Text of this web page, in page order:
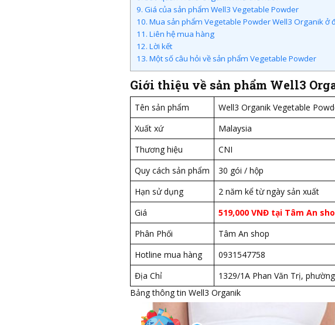
9. Giá của sản phẩm Well3 Vegetable Powder
10. Mua sản phẩm Vegetable Powder Well3 Organik ở
11. Liên hệ mua hàng
12. Lời kết
13. Một số câu hỏi về sản phẩm Vegetable Powder
Giới thiệu về sản phẩm Well3
Tên sản phẩm
Well3 Organik Vegetable
Xuất xứ
Malaysia
Thương hiệu
CNI
Quy cách sản phẩm
30 gói / hộp
Hạn sử dụng
2 năm kể từ ngày sản xuất
Giá
519,000 VNĐ tại Tâm An
Phân Phối
Tâm An shop
Hotline mua hàng
0931547758
Địa Chỉ
1329/1A Phan Văn Trị,
Bảng thông tin Well3 Organik